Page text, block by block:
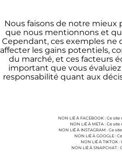
Nous faisons de notre mieux
que nous mentionnons et
Cependant, ces exemples ne
affecter les gains potentiels,
du marché, et ces facteurs
important que vous
responsabilité quant aux
NON LIÉ À FACEBOOK : Ce
NON LIÉ À META : Ce
NON LIÉ À INSTAGRAM : Ce
NON LIÉ À GOOGLE :
NON LIÉ À TIKTOK
NON LIÉ À SNAPCHAT :